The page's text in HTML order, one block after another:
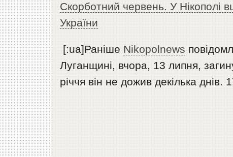
Скорботний червень. У Нікополі
України
[:ua]Раніше Nikopolnews
Луганщині, вчора, 13 липня,
річчя він не дожив декілька